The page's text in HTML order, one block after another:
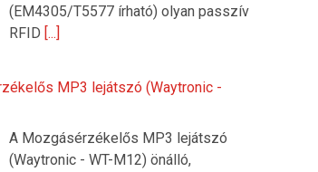
(EM4305/T5577 írható) olyan passzív
RFID [...]
MP3 lejátszó (Waytronic -
A Mozgásérzékelős MP3 lejátszó
(Waytronic - WT-M12) önálló,